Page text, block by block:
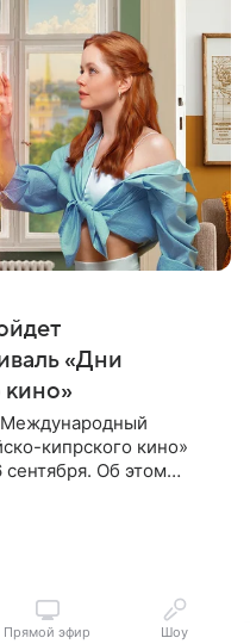
«Дни
кино»
кипрского кино»
Об этом
Прямой эфир Шоу